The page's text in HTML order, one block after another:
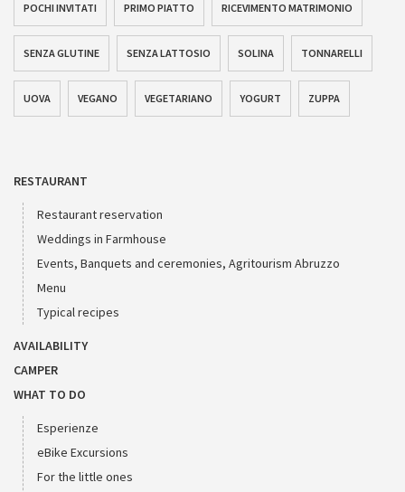
POCHI INVITATI PRIMO PIATTO RICEVIMENTO MATRIMONIO
SENZA GLUTINE SENZA LATTOSIO SOLINA TONNARELLI
UOVA VEGANO VEGETARIANO YOGURT ZUPPA
RESTAURANT
Restaurant reservation
Weddings in Farmhouse
Events, Banquets and ceremonies, Agritourism Abruzzo
Menu
Typical recipes
AVAILABILITY
CAMPER
WHAT TO DO
Esperienze
eBike Excursions
For the little ones